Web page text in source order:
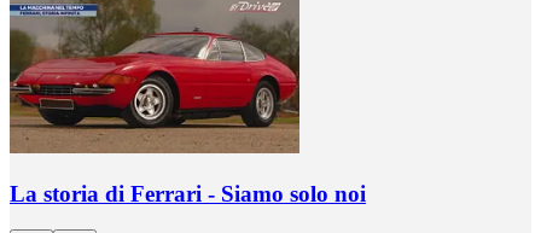
La storia di Ferrari - Siamo solo noi